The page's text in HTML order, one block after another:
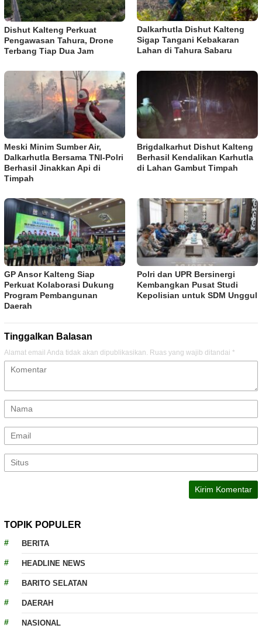
Dishut Kalteng Perkuat
Pengawasan Tahura, Drone
Terbang Tiap Dua Jam
Dalkarhutla Dishut Kalteng
Sigap Tangani Kebakaran
Lahan di Tahura Sabaru
Meski Minim Sumber Air,
Dalkarhutla Bersama TNI-Polri
Berhasil Jinakkan Api di
Timpah
Brigdalkarhut Dishut Kalteng
Berhasil Kendalikan Karhutla
di Lahan Gambut Timpah
GP Ansor Kalteng Siap
Perkuat Kolaborasi Dukung
Program Pembangunan
Daerah
Polri dan UPR Bersinergi
Kembangkan Pusat Studi
Kepolisian untuk SDM Unggul
Tinggalkan Balasan
Alamat email Anda tidak akan dipublikasikan. Ruas yang wajib ditandai *
TOPIK POPULER
BERITA
HEADLINE NEWS
BARITO SELATAN
DAERAH
NASIONAL